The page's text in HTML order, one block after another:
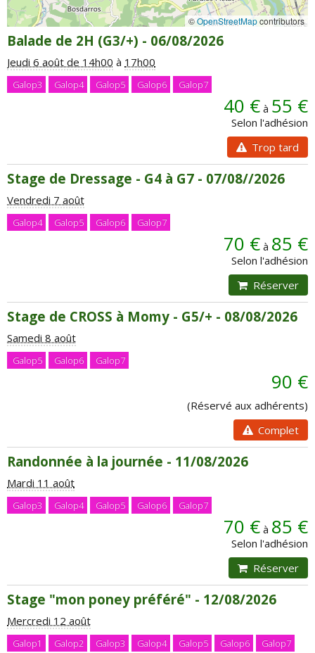
©OpenStreetMapcontributors
Balade de 2H (G3/+) - 06/08/2026
Jeudi 6 août de 14h00 à 17h00
Galop3 Galop4 Galop5 Galop6 Galop7
40 € à 55 €
Selon l'adhésion
Trop tard
Stage de Dressage - G4 à G7 - 07/08//2026
Vendredi 7 août
Galop4 Galop5 Galop6 Galop7
70 € à 85 €
Selon l'adhésion
Réserver
Stage de CROSS à Momy - G5/+ - 08/08/2026
Samedi 8 août
Galop5 Galop6 Galop7
90 €
(Réservé aux adhérents)
Complet
Randonnée à la journée - 11/08/2026
Mardi 11 août
Galop3 Galop4 Galop5 Galop6 Galop7
70 € à 85 €
Selon l'adhésion
Réserver
Stage "mon poney préféré" - 12/08/2026
Mercredi 12 août
Galop1 Galop2 Galop3 Galop4 Galop5 Galop6 Galop7